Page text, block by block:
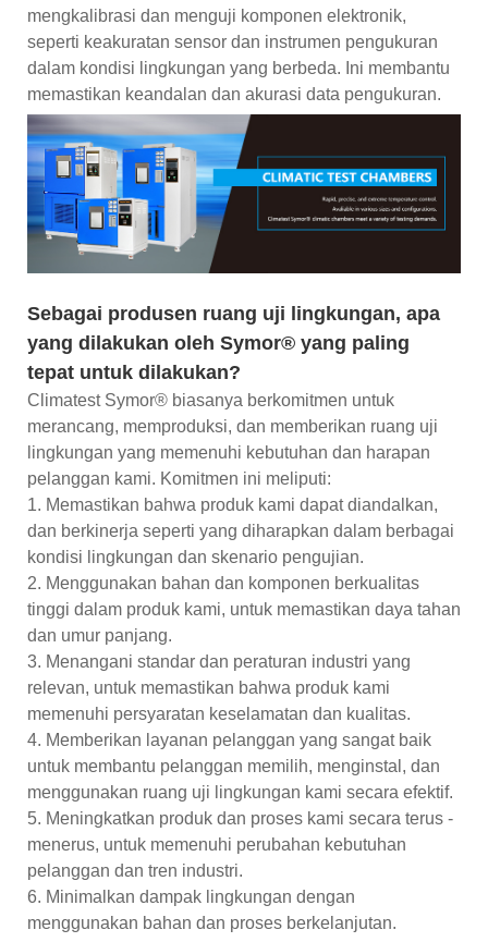
mengkalibrasi dan menguji komponen elektronik,
seperti keakuratan sensor dan instrumen pengukuran
dalam kondisi lingkungan yang berbeda. Ini membantu
memastikan keandalan dan akurasi data pengukuran.
Sebagai produsen ruang uji lingkungan, apa
yang dilakukan oleh Symor® yang paling
tepat untuk dilakukan?
Climatest Symor® biasanya berkomitmen untuk
merancang, memproduksi, dan memberikan ruang uji
lingkungan yang memenuhi kebutuhan dan harapan
pelanggan kami. Komitmen ini meliputi:
1. Memastikan bahwa produk kami dapat diandalkan,
dan berkinerja seperti yang diharapkan dalam berbagai
kondisi lingkungan dan skenario pengujian.
2. Menggunakan bahan dan komponen berkualitas
tinggi dalam produk kami, untuk memastikan daya tahan
dan umur panjang.
3. Menangani standar dan peraturan industri yang
relevan, untuk memastikan bahwa produk kami
memenuhi persyaratan keselamatan dan kualitas.
4. Memberikan layanan pelanggan yang sangat baik
untuk membantu pelanggan memilih, menginstal, dan
menggunakan ruang uji lingkungan kami secara efektif.
5. Meningkatkan produk dan proses kami secara terus -
menerus, untuk memenuhi perubahan kebutuhan
pelanggan dan tren industri.
6. Minimalkan dampak lingkungan dengan
menggunakan bahan dan proses berkelanjutan.